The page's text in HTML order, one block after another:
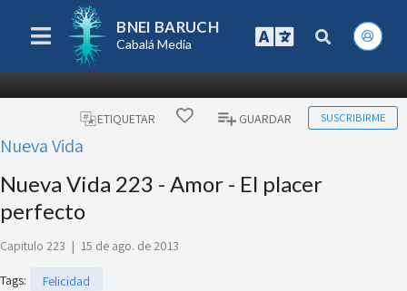
BNEI BARUCH
Cabalá Media
ETIQUETAR GUARDAR SUSCRIBIRME
Nueva Vida
Nueva Vida 223 - Amor - El placer
perfecto
Capitulo 223 | 15 de ago. de 2013
Tags: Felicidad